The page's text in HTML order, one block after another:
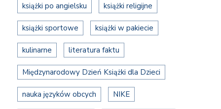
książki po angielsku książki religijne
książki sportowe książki w pakiecie
kulinarne literatura faktu
Międzynarodowy Dzień Książki dla Dzieci
nauka języków obcych NIKE